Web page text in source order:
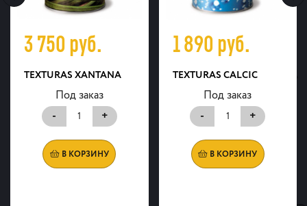
3 750руб.
TEXTURAS XANTANA
Под заказ
-
+
В КОРЗИНУ
1 890руб.
TEXTURAS CALCIC
Под заказ
-
+
В КОРЗИНУ